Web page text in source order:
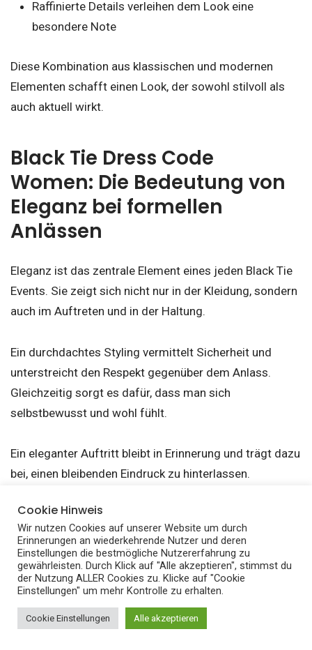
Raffinierte Details verleihen dem Look eine
besondere Note
Diese Kombination aus klassischen und modernen
Elementen schafft einen Look, der sowohl stilvoll als
auch aktuell wirkt.
Black Tie Dress Code
Women: Die Bedeutung von
Eleganz bei formellen
Anlässen
Eleganz ist das zentrale Element eines jeden Black Tie
Events. Sie zeigt sich nicht nur in der Kleidung, sondern
auch im Auftreten und in der Haltung.
Ein durchdachtes Styling vermittelt Sicherheit und
unterstreicht den Respekt gegenüber dem Anlass.
Gleichzeitig sorgt es dafür, dass man sich
selbstbewusst und wohl fühlt.
Ein eleganter Auftritt bleibt in Erinnerung und trägt dazu
bei, einen bleibenden Eindruck zu hinterlassen.
Fazit: Black Tie Dress Code
Women
Der Black Tie Dress Code Women bietet einen klaren
Rahmen für elegante Auftritte und lässt dennoch Raum
für persönliche Interpretation. Wer die grundlegenden
Cookie Hinweis
Wir nutzen Cookies auf unserer Website um durch
Erinnerungen an wiederkehrende Nutzer und deren
Einstellungen die bestmögliche Nutzererfahrung zu
gewährleisten. Durch Klick auf "Alle akzeptieren", stimmst du
der Nutzung ALLER Cookies zu. Klicke auf "Cookie
Einstellungen" um mehr Kontrolle zu erhalten.
Cookie Einstellungen Alle akzeptieren